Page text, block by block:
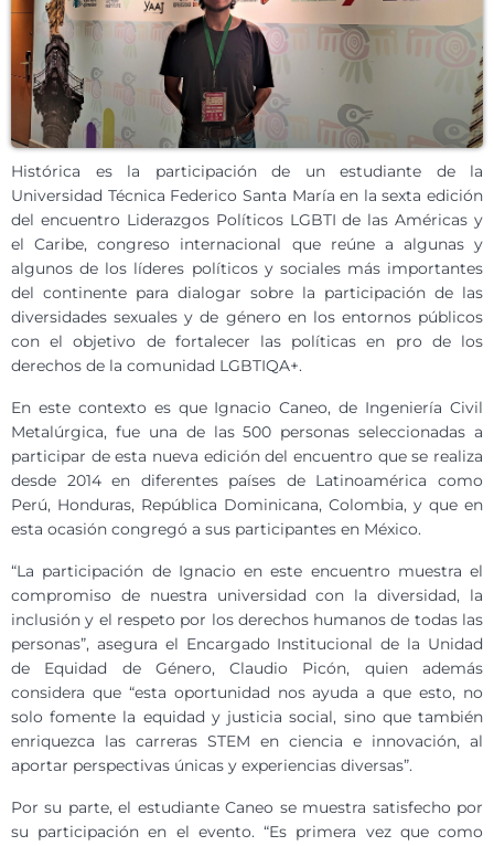
Histórica es la participación de un estudiante de la
Universidad Técnica Federico Santa María en la sexta edición
del encuentro Liderazgos Políticos LGBTI de las Américas y
el Caribe, congreso internacional que reúne a algunas y
algunos de los líderes políticos y sociales más importantes
del continente para dialogar sobre la participación de las
diversidades sexuales y de género en los entornos públicos
con el objetivo de fortalecer las políticas en pro de los
derechos de la comunidad LGBTIQA+.
En este contexto es que Ignacio Caneo, de Ingeniería Civil
Metalúrgica, fue una de las 500 personas seleccionadas a
participar de esta nueva edición del encuentro que se realiza
desde 2014 en diferentes países de Latinoamérica como
Perú, Honduras, República Dominicana, Colombia, y que en
esta ocasión congregó a sus participantes en México.
“La participación de Ignacio en este encuentro muestra el
compromiso de nuestra universidad con la diversidad, la
inclusión y el respeto por los derechos humanos de todas las
personas”, asegura el Encargado Institucional de la Unidad
de Equidad de Género, Claudio Picón, quien además
considera que “esta oportunidad nos ayuda a que esto, no
solo fomente la equidad y justicia social, sino que también
enriquezca las carreras STEM en ciencia e innovación, al
aportar perspectivas únicas y experiencias diversas”.
Por su parte, el estudiante Caneo se muestra satisfecho por
su participación en el evento. “Es primera vez que como